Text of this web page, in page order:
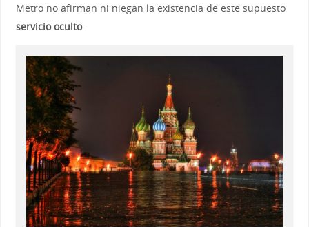
Metro no afirman ni niegan la existencia de este supuesto
servicio oculto.